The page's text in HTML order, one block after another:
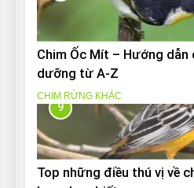
Chim Ốc Mít – Hướng dẫn
dưỡng từ A-Z
CHIM RỪNG KHÁC
9
Top những điều thú vị về